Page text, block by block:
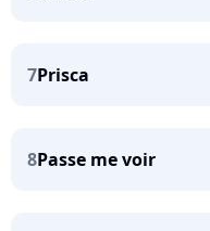
7Prisca
8Passe me voir